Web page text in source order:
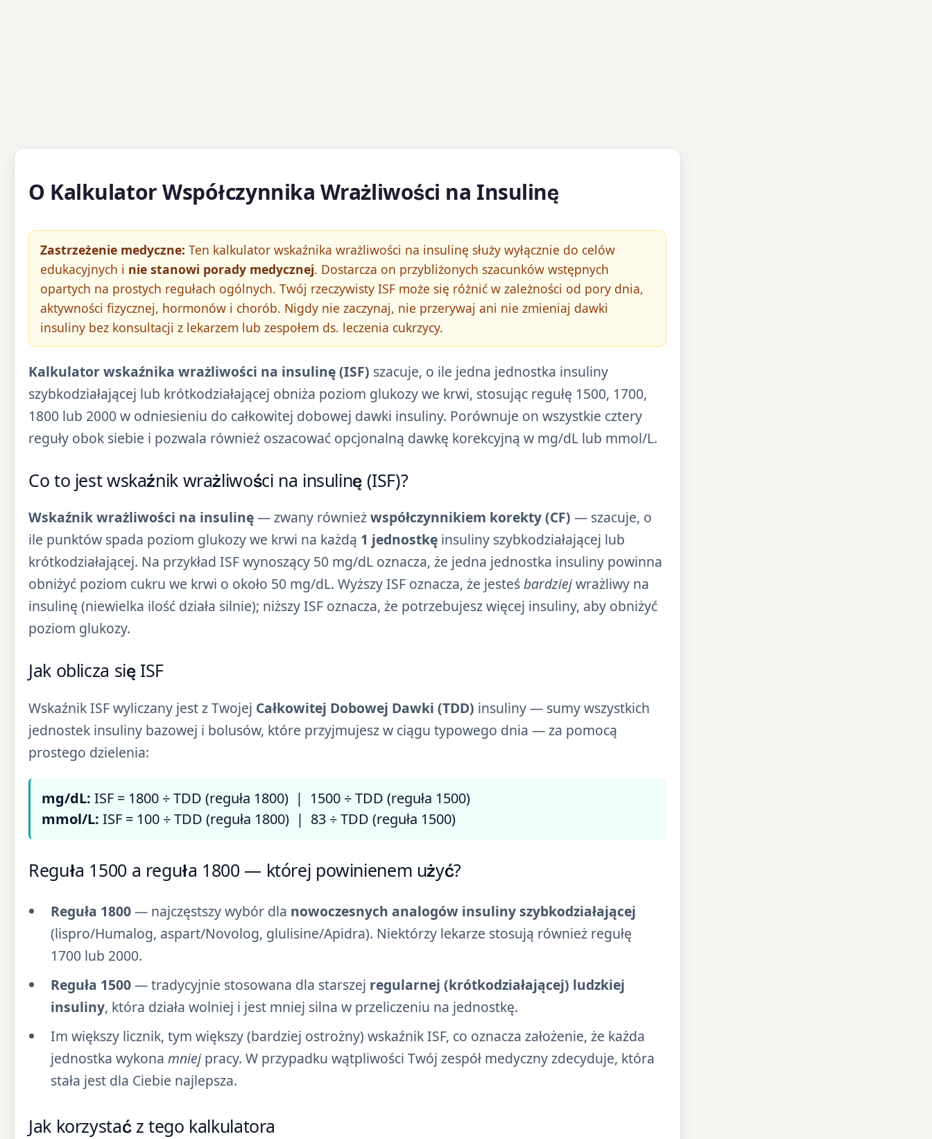
O Kalkulator Współczynnika Wrażliwości na Insulinę
Zastrzeżenie medyczne: Ten kalkulator wskaźnika wrażliwości na insulinę służy wyłącznie do celów
edukacyjnych i nie stanowi porady medycznej. Dostarcza on przybliżonych szacunków wstępnych
opartych na prostych regułach ogólnych. Twój rzeczywisty ISF może się różnić w zależności od pory dnia,
aktywności fizycznej, hormonów i chorób. Nigdy nie zaczynaj, nie przerywaj ani nie zmieniaj dawki
insuliny bez konsultacji z lekarzem lub zespołem ds. leczenia cukrzycy.
Kalkulator wskaźnika wrażliwości na insulinę (ISF) szacuje, o ile jedna jednostka insuliny
szybkodziałającej lub krótkodziałającej obniża poziom glukozy we krwi, stosując regułę 1500, 1700,
1800 lub 2000 w odniesieniu do całkowitej dobowej dawki insuliny. Porównuje on wszystkie cztery
reguły obok siebie i pozwala również oszacować opcjonalną dawkę korekcyjną w mg/dL lub mmol/L.
Co to jest wskaźnik wrażliwości na insulinę (ISF)?
Wskaźnik wrażliwości na insulinę— zwany równieżwspółczynnikiem korekty (CF) — szacuje, o
ile punktów spada poziom glukozy we krwi na każdą 1 jednostkę insuliny szybkodziałającej lub
krótkodziałającej. Na przykład ISF wynoszący 50 mg/dL oznacza, że jedna jednostka insuliny powinna
obniżyć poziom cukru we krwi o około 50 mg/dL. Wyższy ISF oznacza, że jesteśbardziejwrażliwy na
insulinę (niewielka ilość działa silnie); niższy ISF oznacza, że potrzebujesz więcej insuliny, aby obniżyć
poziom glukozy.
Jak oblicza się ISF
Wskaźnik ISF wyliczany jest z Twojej Całkowitej Dobowej Dawki (TDD) insuliny — sumy wszystkich
jednostek insuliny bazowej i bolusów, które przyjmujesz w ciągu typowego dnia — za pomocą
prostego dzielenia:
mg/dL: ISF = 1800 ÷ TDD (reguła 1800) | 1500 ÷ TDD (reguła 1500)
mmol/L: ISF = 100 ÷ TDD (reguła 1800) | 83 ÷ TDD (reguła 1500)
Reguła 1500 a reguła 1800 — której powinienem użyć?
Reguła 1800— najczęstszy wybór dla nowoczesnych analogów insuliny szybkodziałającej
(lispro/Humalog, aspart/Novolog, glulisine/Apidra). Niektórzy lekarze stosują również regułę
1700 lub 2000.
Reguła 1500— tradycyjnie stosowana dla starszej regularnej (krótkodziałającej) ludzkiej
insuliny, która działa wolniej i jest mniej silna w przeliczeniu na jednostkę.
Im większy licznik, tym większy (bardziej ostrożny) wskaźnik ISF, co oznacza założenie, że każda
jednostka wykona mniej pracy. W przypadku wątpliwości Twój zespół medyczny zdecyduje, która
stała jest dla Ciebie najlepsza.
Jak korzystać z tego kalkulatora